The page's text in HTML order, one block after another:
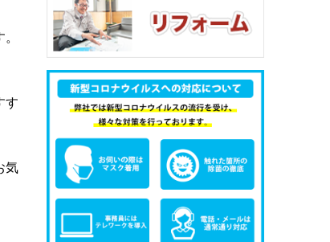
す
気